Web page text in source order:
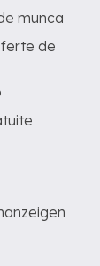
munca
de